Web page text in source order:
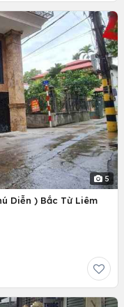
5
Diễn ) Bắc Từ Liêm